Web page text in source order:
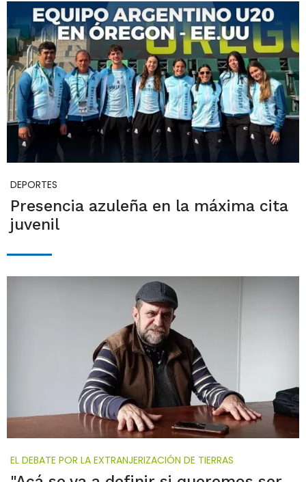
DEPORTES
Presencia azuleña en la máxima cita
juvenil
EL DEBATE POR LA EXTRANJERIZACIÓN DE TIERRAS